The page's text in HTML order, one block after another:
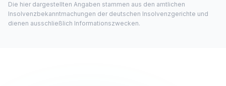
Die hier dargestellten Angaben stammen aus den amtlichen
Insolvenzbekanntmachungen der deutschen Insolvenzgerichte und
dienen ausschließlich Informationszwecken.